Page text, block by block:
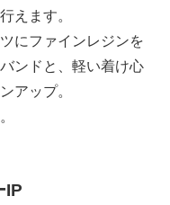
えます。
にファインレジンを
ンドと、軽い着け心
アップ。
IP